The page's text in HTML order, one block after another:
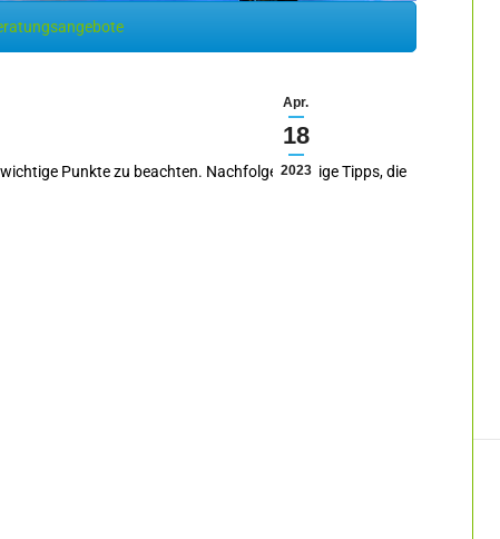
Apr.
18
2023
Punkte zu beachten. Nachfolgend einige Tipps, die